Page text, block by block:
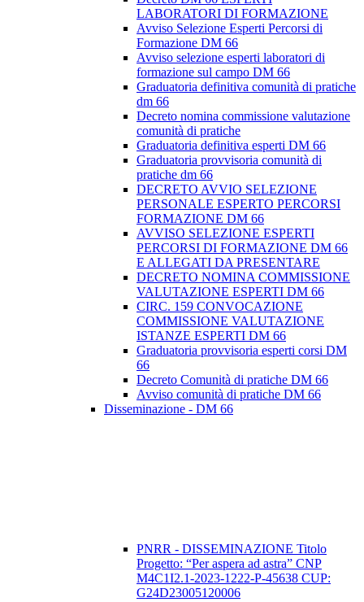
LABORATORI DI FORMAZIONE
Avviso Selezione Esperti Percorsi di
Formazione DM 66
Avviso selezione esperti laboratori di
formazione sul campo DM 66
Graduatoria definitiva comunità di pratiche
dm 66
Decreto nomina commissione valutazione
comunità di pratiche
Graduatoria definitiva esperti DM 66
Graduatoria provvisoria comunità di
pratiche dm 66
DECRETO AVVIO SELEZIONE
PERSONALE ESPERTO PERCORSI
FORMAZIONE DM 66
AVVISO SELEZIONE ESPERTI
PERCORSI DI FORMAZIONE DM 66
E ALLEGATI DA PRESENTARE
DECRETO NOMINA COMMISSIONE
VALUTAZIONE ESPERTI DM 66
CIRC. 159 CONVOCAZIONE
COMMISSIONE VALUTAZIONE
ISTANZE ESPERTI DM 66
Graduatoria provvisoria esperti corsi DM
66
Decreto Comunità di pratiche DM 66
Avviso comunità di pratiche DM 66
Disseminazione - DM 66
PNRR - DISSEMINAZIONE Titolo
Progetto: “Per aspera ad astra” CNP
M4C1I2.1-2023-1222-P-45638 CUP:
G24D23005120006